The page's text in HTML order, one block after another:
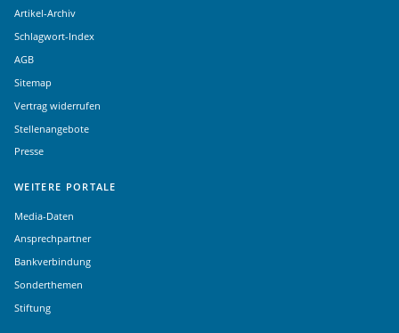
Artikel-Archiv
Schlagwort-Index
AGB
Sitemap
Vertrag widerrufen
Stellenangebote
Presse
WEITERE PORTALE
Media-Daten
Ansprechpartner
Bankverbindung
Sonderthemen
Stiftung